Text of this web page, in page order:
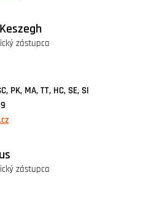
zástupca
PK, MA, TT, HC, SE, SI
zástupca